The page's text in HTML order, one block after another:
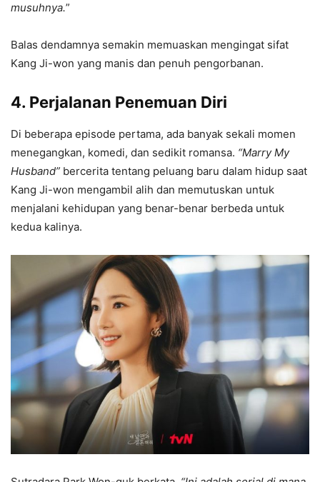
musuhnya.”
Balas dendamnya semakin memuaskan mengingat sifat
Kang Ji-won yang manis dan penuh pengorbanan.
4. Perjalanan Penemuan Diri
Di beberapa episode pertama, ada banyak sekali momen
menegangkan, komedi, dan sedikit romansa. “Marry My
Husband” bercerita tentang peluang baru dalam hidup saat
Kang Ji-won mengambil alih dan memutuskan untuk
menjalani kehidupan yang benar-benar berbeda untuk
kedua kalinya.